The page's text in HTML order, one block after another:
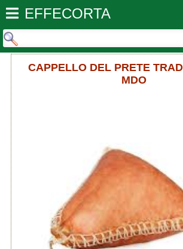
EFFECORTA
CAPPELLO DEL PRETE
MDO